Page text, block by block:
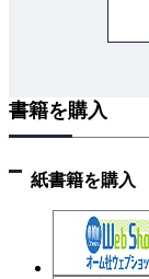
書籍を購入
紙書籍を購入